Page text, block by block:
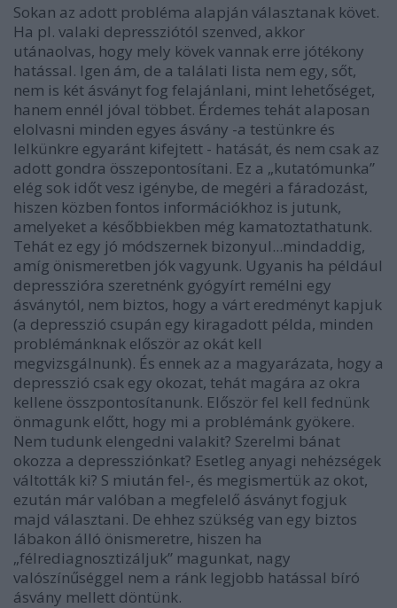
Sokan az adott probléma alapján választanak követ.
Ha pl. valaki depressziótól szenved, akkor
utánaolvas, hogy mely kövek vannak erre jótékony
hatással. Igen ám, de a találati lista nem egy, sőt,
nem is két ásványt fog felajánlani, mint lehetőséget,
hanem ennél jóval többet. Érdemes tehát alaposan
elolvasni minden egyes ásvány -a testünkre és
lelkünkre egyaránt kifejtett - hatását, és nem csak az
adott gondra összepontosítani. Ez a „kutatómunka”
elég sok időt vesz igénybe, de megéri a fáradozást,
hiszen közben fontos információkhoz is jutunk,
amelyeket a későbbiekben még kamatoztathatunk.
Tehát ez egy jó módszernek bizonyul...mindaddig,
amíg önismeretben jók vagyunk. Ugyanis ha például
depresszióra szeretnénk gyógyírt remélni egy
ásványtól, nem biztos, hogy a várt eredményt kapjuk
(a depresszió csupán egy kiragadott példa, minden
problémánknak először az okát kell
megvizsgálnunk). És ennek az a magyarázata, hogy a
depresszió csak egy okozat, tehát magára az okra
kellene összpontosítanunk. Először fel kell fednünk
önmagunk előtt, hogy mi a problémánk gyökere.
Nem tudunk elengedni valakit? Szerelmi bánat
okozza a depressziónkat? Esetleg anyagi nehézségek
váltották ki? S miután fel-, és megismertük az okot,
ezután már valóban a megfelelő ásványt fogjuk
majd választani. De ehhez szükség van egy biztos
lábakon álló önismeretre, hiszen ha
„félrediagnosztizáljuk” magunkat, nagy
valószínűséggel nem a ránk legjobb hatással bíró
ásvány mellett döntünk.